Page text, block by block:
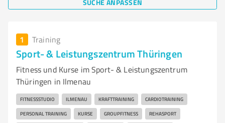
1 Training
Sport- & Leistungszentrum Thüringen
Fitness und Kurse im Sport- & Leistungszentrum
Thüringen in Ilmenau
FITNESSSTUDIO ILMENAU KRAFTTRAINING CARDIOTRAINING
PERSONAL TRAINING KURSE GROUPFITNESS REHASPORT